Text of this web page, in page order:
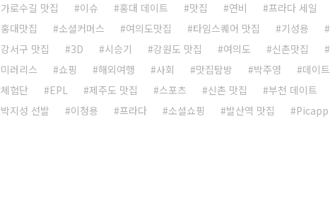
가로수길 맛집
이슈 홍대 데이트 맛집 연비 프라다 세일
홍대맛집
소셜커머스 여의도맛집 타임스퀘어 맛집 기성용
강서구 맛집
3D 시승기 강원도 맛집 여의도 신촌맛집
미러리스
쇼핑 해외여행 사회 맛집탐방 박주영 데이트
체험단
EPL 제주도 맛집 스포츠 신촌 맛집 부천 데이트
박지성 선발
이청용 프라다 소셜쇼핑 발산역 맛집 Picapp